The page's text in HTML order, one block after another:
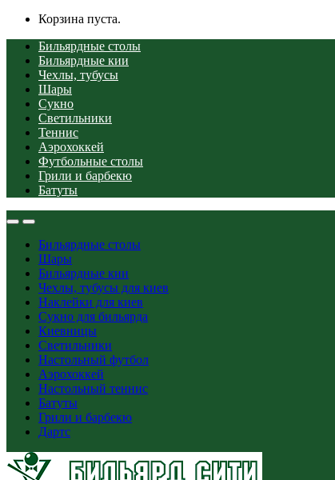
Корзина пуста.
Бильярдные столы
Бильярдные кии
Чехлы, тубусы
Шары
Сукно
Светильники
Теннис
Аэрохоккей
Футбольные столы
Грили и барбекю
Батуты
Бильярдные столы
Шары
Бильярдные кии
Чехлы, тубусы для киев
Наклейки для киев
Сукно для бильярда
Киевницы
Светильники
Настольный футбол
Аэрохоккей
Настольный теннис
Батуты
Грили и барбекю
Дартс